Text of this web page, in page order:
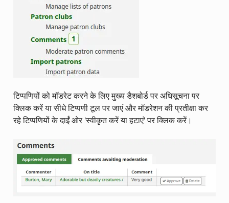
टिप्पणियों को मॉडरेट करने के लिए मुख्य डैशबोर्ड पर अधिसूचना पर
क्लिक करें या सीधे टिप्पणी टूल पर जाएं और मॉडरेशन की प्रतीक्षा कर
रहे टिप्पणियों के दाईं ओर 'स्वीकृत करें या हटाएं' पर क्लिक करें।